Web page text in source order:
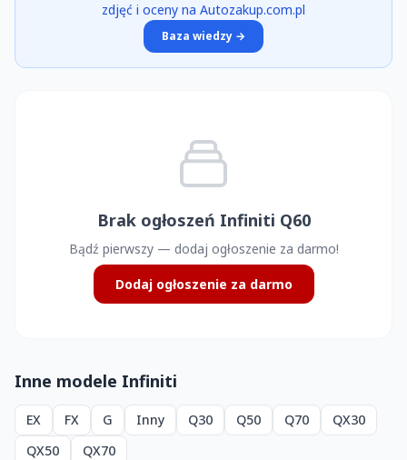
zdjęć i oceny na Autozakup.com.pl
Baza wiedzy →
Brak ogłoszeń Infiniti Q60
Bądź pierwszy — dodaj ogłoszenie za darmo!
Dodaj ogłoszenie za darmo
Inne modele Infiniti
EX FX G Inny Q30 Q50 Q70
QX30
QX50
QX70